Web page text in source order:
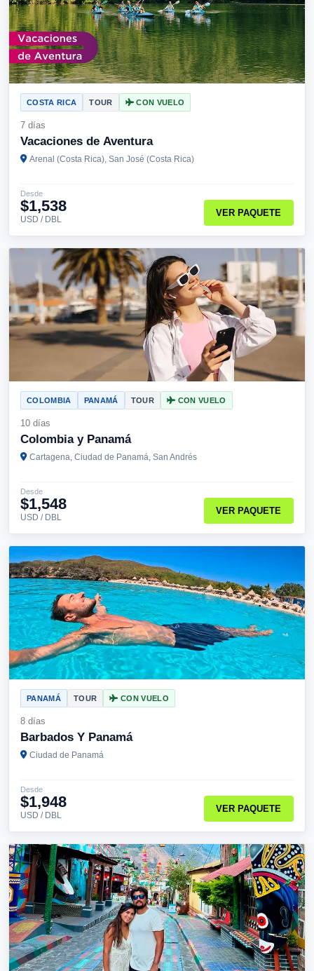
COSTA RICA TOUR CON VUELO
7 días
Vacaciones de Aventura
Arenal (Costa Rica), San José (Costa Rica)
Desde
$1,538
USD / DBL
VER PAQUETE
COLOMBIA PANAMÁ TOUR CON VUELO
10 días
Colombia y Panamá
Cartagena, Ciudad de Panamá, San Andrés
Desde
$1,548
USD / DBL
VER PAQUETE
PANAMÁ TOUR CON VUELO
8 días
Barbados Y Panamá
Ciudad de Panamá
Desde
$1,948
USD / DBL
VER PAQUETE